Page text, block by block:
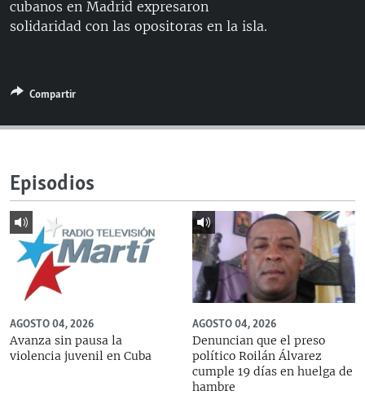
RADIO MARTÍ
LA REALIDAD DE LA VIVIENDA EN CUBA
SER VIEJO EN CUBA
LOS SANTOS DE HIALEAH
DESINFORMACIÓN RUSA EN AMÉRICA LATINA
LA INVASIÓN DE RUSIA A UCRANIA
EDITORIALES
cubanos en Madrid expresaron
solidaridad con las opositoras en la isla.
Compartir
Episodios
AGOSTO 04, 2026
Avanza sin pausa la
violencia juvenil en Cuba
AGOSTO 04, 2026
Denuncian que el preso
político Roilán Álvarez
cumple 19 días en huelga de
hambre